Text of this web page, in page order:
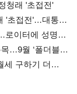
청래 '초접전'
'초접전'…대통령
로이터에 성명
목…9월 ‘폴더블
세 구하기 더